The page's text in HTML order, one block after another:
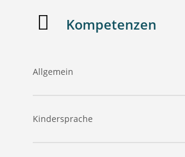
Kompetenzen
Allgemein
Kindersprache